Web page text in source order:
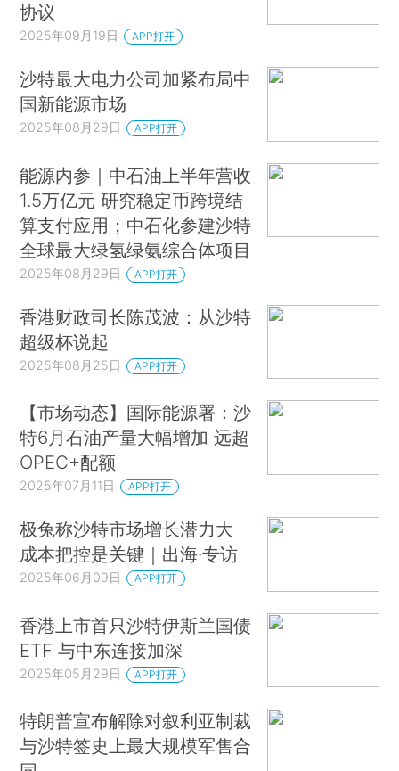
协议
2025年09月19日 APP打开
沙特最大电力公司加紧布局中
国新能源市场
2025年08月29日 APP打开
能源内参｜中石油上半年营收
1.5万亿元 研究稳定币跨境结
算支付应用；中石化参建沙特
全球最大绿氢绿氨综合体项目
2025年08月29日 APP打开
香港财政司长陈茂波：从沙特
超级杯说起
2025年08月25日 APP打开
【市场动态】国际能源署：沙
特6月石油产量大幅增加 远超
OPEC+配额
2025年07月11日 APP打开
极兔称沙特市场增长潜力大
成本把控是关键｜出海·专访
2025年06月09日 APP打开
香港上市首只沙特伊斯兰国债
ETF 与中东连接加深
2025年05月29日 APP打开
特朗普宣布解除对叙利亚制裁
与沙特签史上最大规模军售合